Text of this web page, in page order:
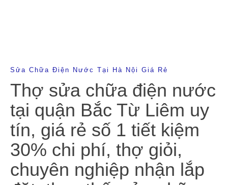
Sửa Chữa Điện Nước Tại Hà Nội Giá Rẻ
Thợ sửa chữa điện nước
tại quận Bắc Từ Liêm uy
tín, giá rẻ số 1 tiết kiệm
30% chi phí, thợ giỏi,
chuyên nghiệp nhận lắp